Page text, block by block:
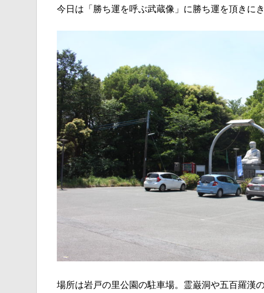
今日は「勝ち運を呼ぶ武蔵像」に勝ち運を頂きにき
場所は岩戸の里公園の駐車場。霊巌洞や五百羅漢